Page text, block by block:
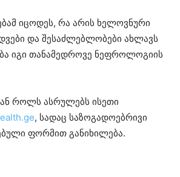
იცოდეს, რა არის ხელოვნური
და შესაძლებლობები ახლავს
იგი თანამედროვე ნეფროლოგიის
როლს ასრულებს ისეთი
, სადაც საზოგადოებრივი
ფორმით განიხილება.